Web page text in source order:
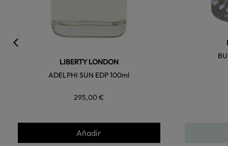
LIBERTY LONDON
ADELPHI SUN EDP 100ml
295,00 €
Añadir